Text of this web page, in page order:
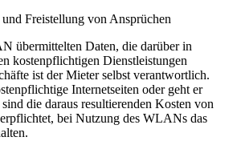
Freistellung von Ansprüchen
übermittelten Daten, die darüber in
kostenpflichtigen Dienstleistungen
ist der Mieter selbst verantwortlich.
Internetseiten oder geht er
die daraus resultierenden Kosten von
bei Nutzung des WLANs das